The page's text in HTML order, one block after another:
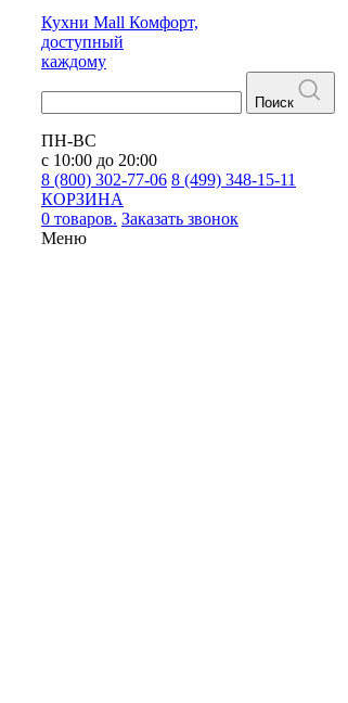
Кухни Mall Комфорт,
доступный
каждому
Поиск
ПН-ВС
с 10:00 до 20:00
8 (800) 302-77-06 8 (499) 348-15-11
КОРЗИНА
0 товаров. Заказать звонок
Меню